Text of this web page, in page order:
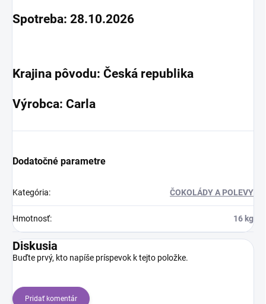
Spotreba: 28.10.2026
Krajina pôvodu: Česká republika
Výrobca: Carla
Dodatočné parametre
Kategória: ČOKOLÁDY A POLEVY
Hmotnosť: 16 kg
Diskusia
Buďte prvý, kto napíše príspevok k tejto položke.
Pridať komentár